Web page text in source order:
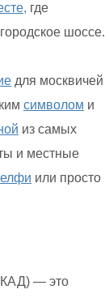
где
шоссе.
для москвичей
символом и
из самых
и местные
или просто
— это